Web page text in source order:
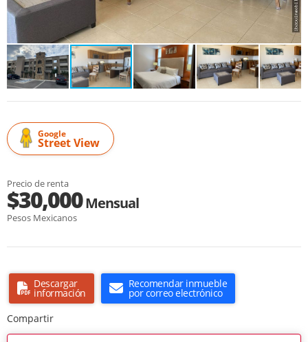
Google
Street View
Precio de renta
$30,000Mensual
Pesos Mexicanos
Descargar
información
Recomendar inmueble
por correo electrónico
Compartir